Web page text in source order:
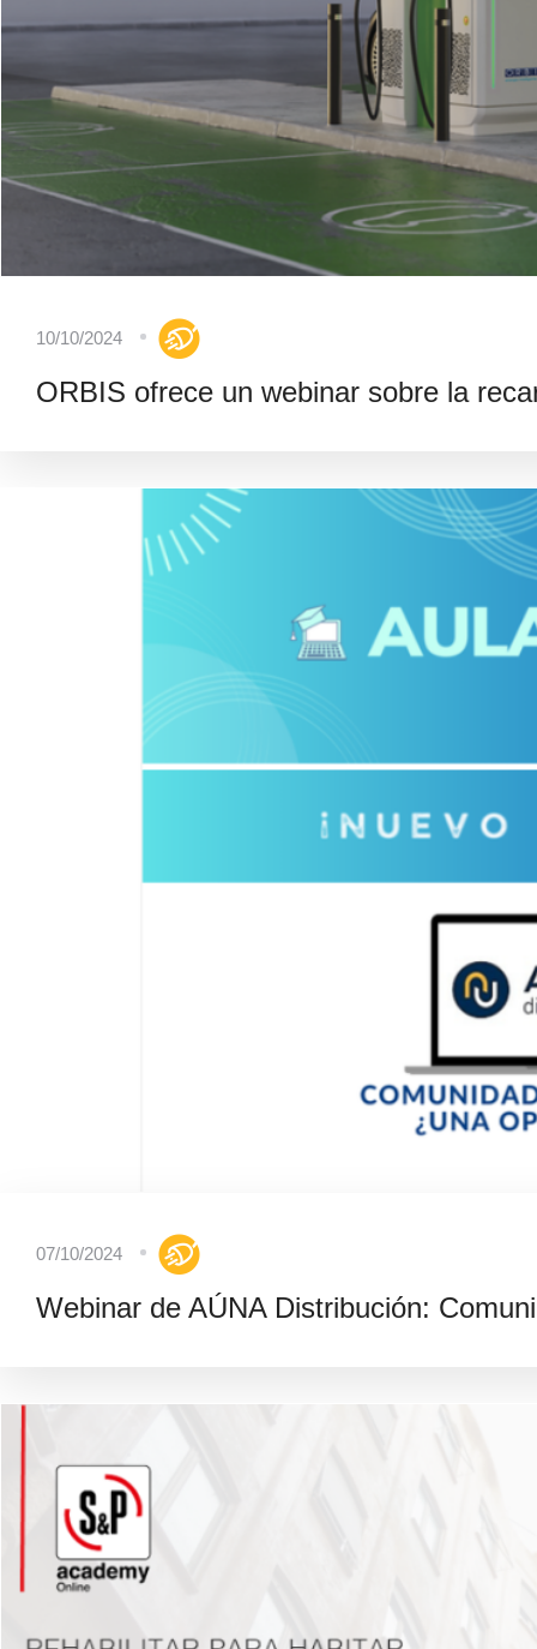
10/10/2024
ORBIS ofrece un webinar sobre la
07/10/2024
Webinar de AÚNA Distribución: